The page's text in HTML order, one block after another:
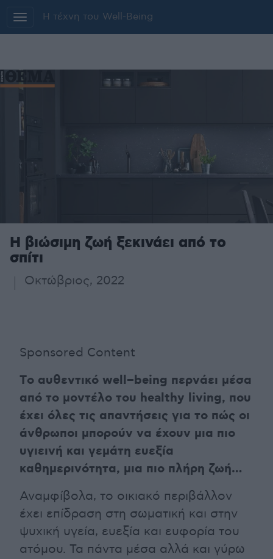
Additionally, paste this code immediately
after the opening tag:
περιεχόμενο
Η τέχνη του Well-Being
Η βιώσιμη ζωή ξεκινάει από το
σπίτι
Οκτώβριος, 2022
Sponsored Content
Tο αυθεντικό well–being περνάει μέσα
από το μοντέλο του healthy living, που
έχει όλες τις απαντήσεις για το πώς οι
άνθρωποι μπορούν να έχουν μια πιο
υγιεινή και γεμάτη ευεξία
καθημερινότητα, μια πιο πλήρη ζωή…
Αναμφίβολα, το οικιακό περιβάλλον
έχει επίδραση στη σωματική και στην
ψυχική υγεία, ευεξία και ευφορία του
ατόμου. Τα πάντα μέσα αλλά και γύρω